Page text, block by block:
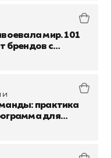
мир. 101
брендов с
практика
для
и